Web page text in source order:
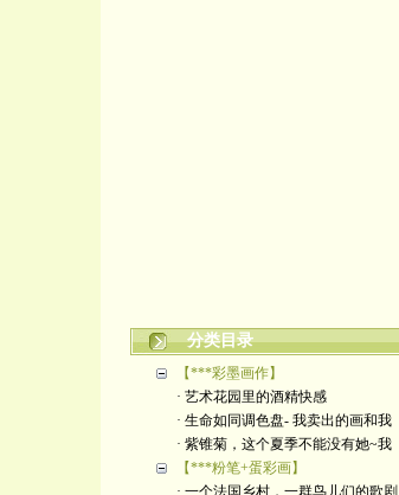
分类目录
【***彩墨画作】
· 艺术花园里的酒精快感
· 生命如同调色盘- 我卖出的画和我
· 紫锥菊，这个夏季不能没有她~我
【***粉笔+蛋彩画】
· 一个法国乡村，一群鸟儿们的歌剧